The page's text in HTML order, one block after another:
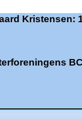
Kristensen: